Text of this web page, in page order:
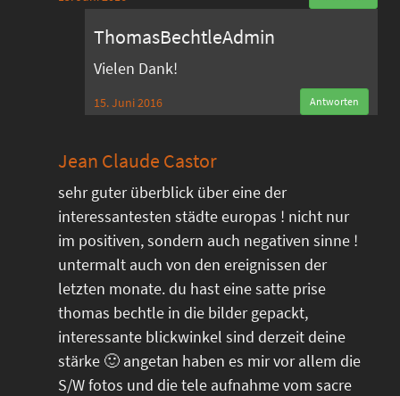
ThomasBechtleAdmin
Vielen Dank!
15. Juni 2016 Antworten
Jean Claude Castor
sehr guter überblick über eine der
interessantesten städte europas ! nicht nur
im positiven, sondern auch negativen sinne !
untermalt auch von den ereignissen der
letzten monate. du hast eine satte prise
thomas bechtle in die bilder gepackt,
interessante blickwinkel sind derzeit deine
stärke 🙂 angetan haben es mir vor allem die
S/W fotos und die tele aufnahme vom sacre